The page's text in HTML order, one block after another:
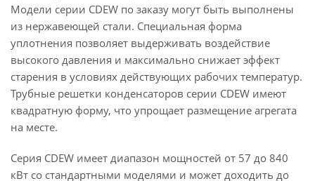
Модели серии CDEW по заказу могут быть выполнены
из нержавеющей стали. Специальная форма
уплотнения позволяет выдерживать воздействие
высокого давления и максимально снижает эффект
старения в условиях действующих рабочих температур.
Трубные решетки конденсаторов серии CDEW имеют
квадратную форму, что упрощает размещение агрегата
на месте.
Серия CDEW имеет диапазон мощностей от 57 до 840
кВт со стандартными моделями и может доходить до